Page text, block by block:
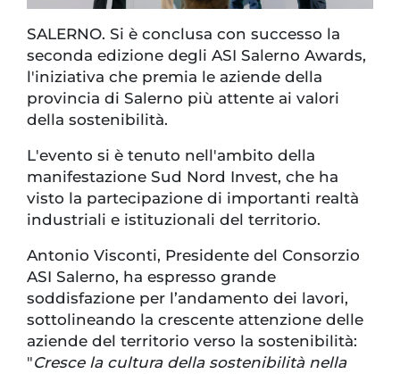
SALERNO. Si è conclusa con successo la
seconda edizione degli ASI Salerno Awards,
l'iniziativa che premia le aziende della
provincia di Salerno più attente ai valori
della sostenibilità.
L'evento si è tenuto nell'ambito della
manifestazione Sud Nord Invest, che ha
visto la partecipazione di importanti realtà
industriali e istituzionali del territorio.
Antonio Visconti, Presidente del Consorzio
ASI Salerno, ha espresso grande
soddisfazione per l’andamento dei lavori,
sottolineando la crescente attenzione delle
aziende del territorio verso la sostenibilità:
"Cresce la cultura della sostenibilità nella